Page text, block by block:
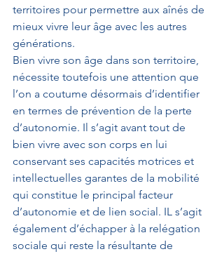
territoires pour permettre aux aînés de
mieux vivre leur âge avec les autres
générations.
Bien vivre son âge dans son territoire,
nécessite toutefois une attention que
l’on a coutume désormais d’identifier
en termes de prévention de la perte
d’autonomie. Il s’agit avant tout de
bien vivre avec son corps en lui
conservant ses capacités motrices et
intellectuelles garantes de la mobilité
qui constitue le principal facteur
d’autonomie et de lien social. IL s’agit
également d’échapper à la relégation
sociale qui reste la résultante de